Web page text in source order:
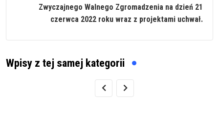
Zwyczajnego Walnego Zgromadzenia na dzień 21
czerwca 2022 roku wraz z projektami uchwał.
Wpisy z tej samej kategorii